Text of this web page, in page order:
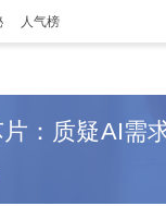
人气榜
：质疑AI需